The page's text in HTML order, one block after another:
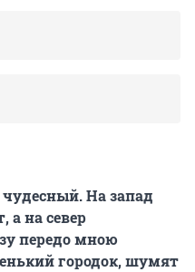
На запад
а на север
передо мною
городок, шумят